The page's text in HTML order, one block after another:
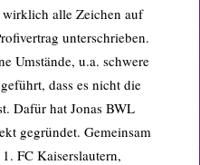
alle Zeichen auf
unterschrieben.
Umstände, u.a. schwere
dass es nicht die
Dafür hat Jonas BWL
gegründet. Gemeinsam
FC Kaiserslautern,